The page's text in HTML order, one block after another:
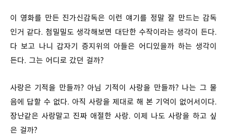
이 영화를 만든 진가신감독은 이런 얘기를 정말 잘 만드는 감독
인거 같다. 첨밀밀도 생각해보면 대단한 수작이라는 생각이 든다.
다 보고 나니 갑자기 증지위의 아들은 어디있을까 하는 생각이
든다. 그는 어디로 갔던 걸까?
사랑은 기적을 만들까? 아님 기적이 사랑을 만들까? 나는 그 물
음에 답할 수 없다. 아직 사랑을 제대로 해 본 기억이 없어서이다.
장난같은 사랑말고 진짜 애절한 사랑. 이제 나도 사랑을 하고 싶
은 걸까?